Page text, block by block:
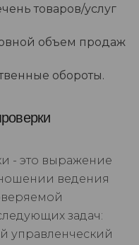
товаров/услуг
объем продаж
обороты.
- это выражение
ведения
задач:
управленческий